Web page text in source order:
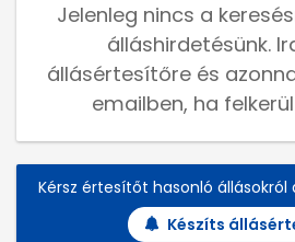
Jelenleg nincs a
álláshirdetésünk.
állásértesítőre és
emailben, ha
Kérsz értesítőt hasonló állásokról
Készíts